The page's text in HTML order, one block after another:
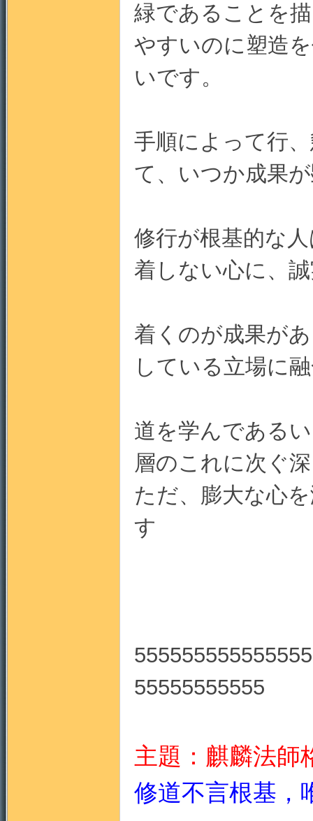
緑であることを
やすいのに塑造
いです。
手順によって行
て、いつか成果
修行が根基的な
着しない心に、
着くのが成果が
している立場に
道を学んである
層のこれに次ぐ
ただ、膨大な心
55555555555
主題：麒麟法師
修道不言根基，